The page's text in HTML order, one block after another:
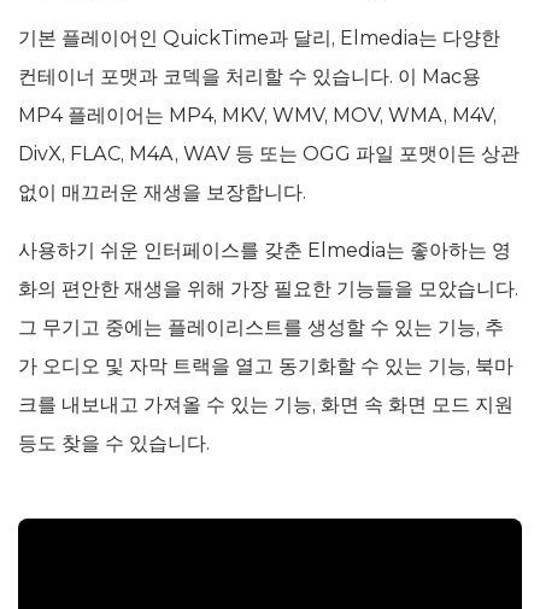
기본 플레이어인 QuickTime과 달리, Elmedia는 다양한
컨테이너 포맷과 코덱을 처리할 수 있습니다. 이 Mac용
MP4 플레이어는 MP4, MKV, WMV, MOV, WMA, M4V,
DivX, FLAC, M4A, WAV 등 또는 OGG 파일 포맷이든 상관
없이 매끄러운 재생을 보장합니다.
사용하기 쉬운 인터페이스를 갖춘 Elmedia는 좋아하는 영
화의 편안한 재생을 위해 가장 필요한 기능들을 모았습니다.
그 무기고 중에는 플레이리스트를 생성할 수 있는 기능, 추
가 오디오 및 자막 트랙을 열고 동기화할 수 있는 기능, 북마
크를 내보내고 가져올 수 있는 기능, 화면 속 화면 모드 지원
등도 찾을 수 있습니다.